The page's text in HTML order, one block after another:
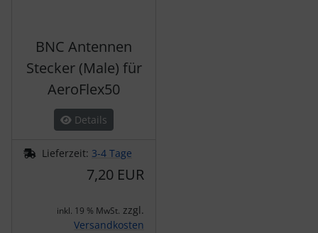
BNC Antennen
Stecker (Male) für
AeroFlex50
Details
Lieferzeit: 3-4 Tage
7,20 EUR
inkl. 19 % MwSt. zzgl.
Versandkosten